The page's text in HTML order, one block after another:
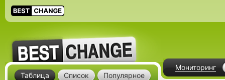
Мониторинг
Таблица Список Популярное